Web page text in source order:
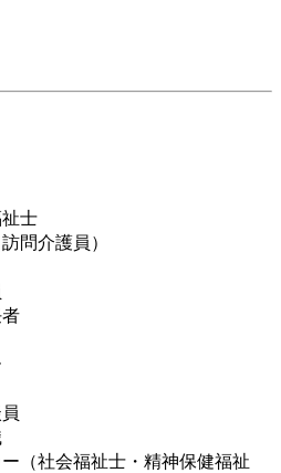
士
問介護員）
（社会福祉士・精神保健福祉